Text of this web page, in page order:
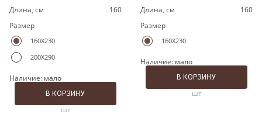
Длина, cм
160
Размер
160X230
200X290
Наличие: мало
шт
В КОРЗИНУ
Длина, cм
160
Размер
160X230
Наличие: мало
шт
В КОРЗИНУ